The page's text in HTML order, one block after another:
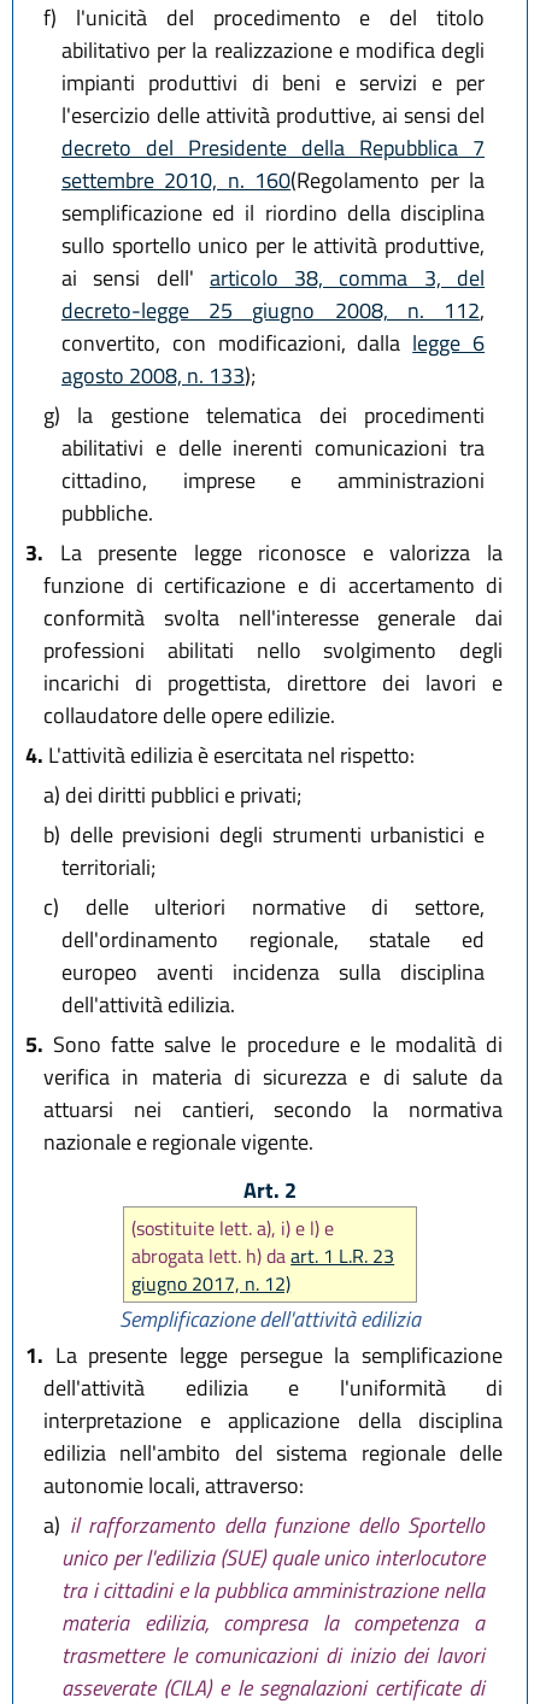
f) l'unicità del procedimento e del titolo
abilitativo per la realizzazione e modifica degli
impianti produttivi di beni e servizi e per
l'esercizio delle attività produttive, ai sensi del
decreto del Presidente della Repubblica 7
settembre 2010, n. 160(Regolamento per la
semplificazione ed il riordino della disciplina
sullo sportello unico per le attività produttive,
ai sensi dell' articolo 38, comma 3, del
decreto-legge 25 giugno 2008, n. 112,
convertito, con modificazioni, dalla legge 6
agosto 2008, n. 133);
g) la gestione telematica dei procedimenti
abilitativi e delle inerenti comunicazioni tra
cittadino, imprese e amministrazioni
pubbliche.
3. La presente legge riconosce e valorizza la
funzione di certificazione e di accertamento di
conformità svolta nell'interesse generale dai
professioni abilitati nello svolgimento degli
incarichi di progettista, direttore dei lavori e
collaudatore delle opere edilizie.
4. L'attività edilizia è esercitata nel rispetto:
a) dei diritti pubblici e privati;
b) delle previsioni degli strumenti urbanistici e
territoriali;
c) delle ulteriori normative di settore,
dell'ordinamento regionale, statale ed
europeo aventi incidenza sulla disciplina
dell'attività edilizia.
5. Sono fatte salve le procedure e le modalità di
verifica in materia di sicurezza e di salute da
attuarsi nei cantieri, secondo la normativa
nazionale e regionale vigente.
Art. 2
(sostituite lett. a), i) e l) e
abrogata lett. h) daart. 1 L.R. 23
giugno 2017, n. 12)
Semplificazione dell'attività edilizia
1. La presente legge persegue la semplificazione
dell'attività edilizia e l'uniformità di
interpretazione e applicazione della disciplina
edilizia nell'ambito del sistema regionale delle
autonomie locali, attraverso:
a) il rafforzamento della funzione dello Sportello
unico per l'edilizia (SUE) quale unico interlocutore
tra i cittadini e la pubblica amministrazione nella
materia edilizia, compresa la competenza a
trasmettere le comunicazioni di inizio dei lavori
asseverate (CILA) e le segnalazioni certificate di